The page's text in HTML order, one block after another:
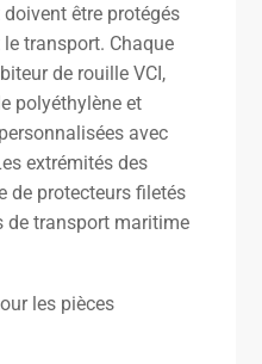
être protégés
transport. Chaque
de rouille VCI,
polyéthylène et
avec
extrémités des
de protecteurs filetés
de transport maritime
les pièces